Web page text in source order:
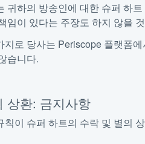
귀하의 방송인에 대한 슈퍼 하
임이 있다는 주장도 하지 않을
지로 당사는 Periscope 플랫폼
습니다.
상환: 금지사항
칙이 슈퍼 하트의 수락 및 별의